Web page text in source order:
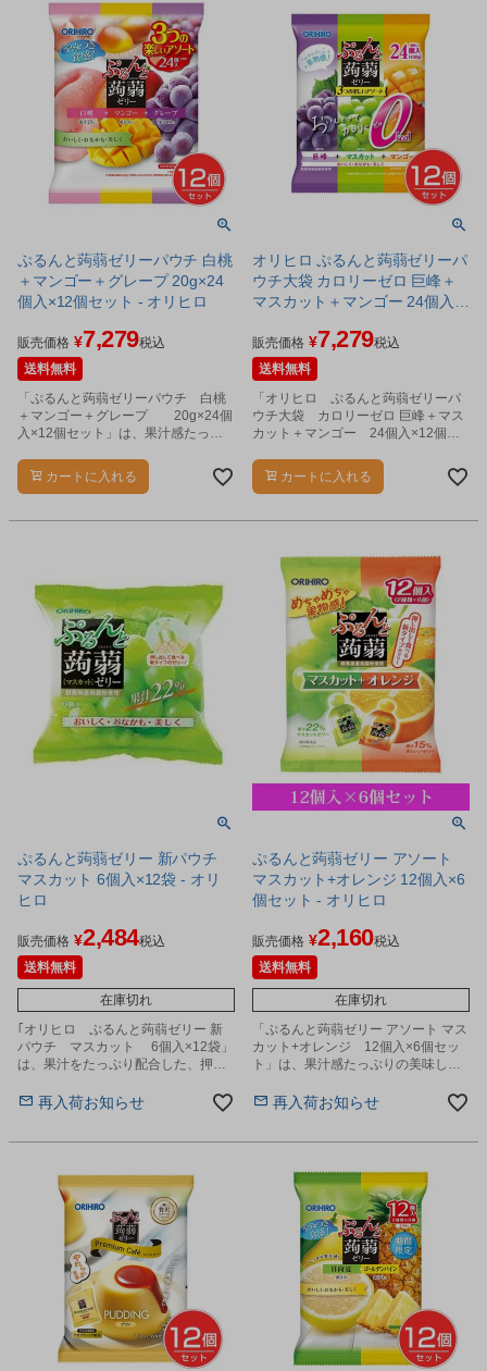
ぷるんと蒟蒻ゼリーパウチ 白桃
＋マンゴー＋グレープ 20g×24
個入×12個セット - オリヒロ
販売価格 ¥7,279税込
送料無料
「ぷるんと蒟蒻ゼリーパウチ 白桃
＋マンゴー＋グレープ 20g×24個
入×12個セット」は、果汁感たっぷ
蒻ゼリーです。
カートに入れる
オリヒロ ぷるんと蒟蒻ゼリーパ
ウチ大袋 カロリーゼロ 巨峰＋
マスカット＋マンゴー 24個入
ゃくゼリー]
販売価格 ¥7,279税込
送料無料
「オリヒロ ぷるんと蒟蒻ゼリーパ
ウチ大袋 カロリーゼロ 巨峰＋マス
カット＋マンゴー 24個入×12個セ
く手軽なプチサイズのノンカロリー
蒟蒻ゼリーです。
カートに入れる
ぷるんと蒟蒻ゼリー 新パウチ
マスカット 6個入×12袋 - オリ
ヒロ
販売価格 ¥2,484税込
送料無料
在庫切れ
｢オリヒロ ぷるんと蒟蒻ゼリー 新
パウチ マスカット 6個入×12袋」
は、果汁をたっぷり配合した、押し
ーです。
再入荷お知らせ
ぷるんと蒟蒻ゼリー アソート
マスカット+オレンジ 12個入×6
個セット - オリヒロ
販売価格 ¥2,160税込
送料無料
在庫切れ
「ぷるんと蒟蒻ゼリー アソート マス
カット+オレンジ 12個入×6個セッ
ト」は、果汁感たっぷりの美味しく
す。再入荷お知らせ